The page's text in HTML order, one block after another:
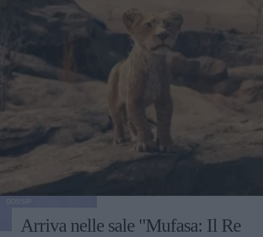
Arriva nelle sale "Mufasa: Il Re